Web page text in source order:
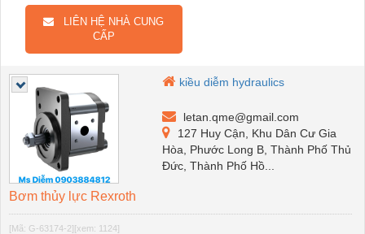
LIÊN HỆ NHÀ CUNG
CẤP
kiều diễm hydraulics
letan.qme@gmail.com
127 Huy Cận, Khu Dân Cư Gia
Hòa, Phước Long B, Thành Phố Thủ
Đức, Thành Phố Hồ...
Bơm thủy lực Rexroth
[Mã: G-63174-2][xem: 1124]